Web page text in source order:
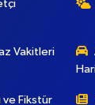
Vakitleri
ve Fikstür